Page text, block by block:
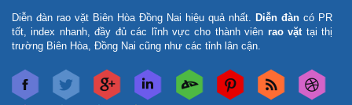
Diễn đàn rao vặt Biên Hòa Đồng Nai hiệu quả nhất. Diễn đàn có PR
tốt, index nhanh, đầy đủ các lĩnh vực cho thành viên rao vặttại thị
trường Biên Hòa, Đồng Nai cũng như các tỉnh lân cận.